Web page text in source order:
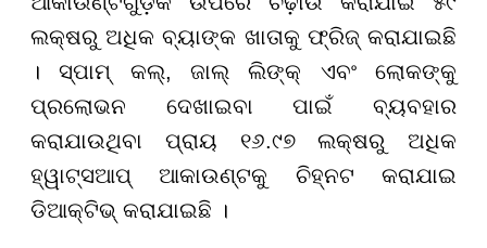
ଲକ୍ଷରୁ ଅଧିକ ବ୍ୟାଙ୍କ ଖାତାକୁ ଫ୍ରିଜ୍ କରାଯାଇଛି
। ସ୍ପାମ୍ କଲ୍, ଜାଲ୍ ଲିଙ୍କ୍ ଏବଂ ଲୋକଙ୍କୁ
ପ୍ରଲୋଭନ ଦେଖାଇବା ପାଇଁ ବ୍ୟବହାର
କରାଯାଉଥିବା ପ୍ରାୟ ୧୬.୯୭ ଲକ୍ଷରୁ ଅଧିକ
ହ୍ୱାଟ୍ସଆପ୍ ଆକାଉଣ୍ଟକୁ ଚିହ୍ନଟ କରାଯାଇ
ଡିଆକ୍ଟିଭ୍ କରାଯାଇଛି ।